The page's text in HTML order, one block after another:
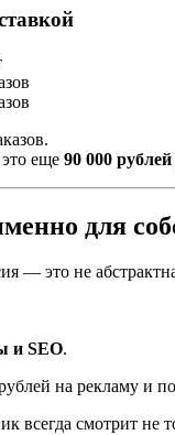
еще 90 000 рублей
для
— это не
и SEO.
на рекламу и
всегда смотрит не